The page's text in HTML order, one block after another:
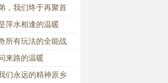
，我们终于再聚首
萍水相逢的温暖
所有玩法的全能战
来路的温暖
们永远的精神原乡